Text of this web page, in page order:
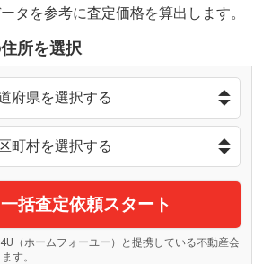
タを参考に査定価格を算出します。
所を選択
一括査定依頼スタート
（ホームフォーユー）と提携している不動産会
す。